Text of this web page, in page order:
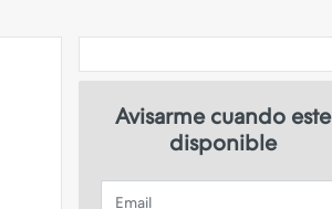
Avisarme cuando este
disponible
Email